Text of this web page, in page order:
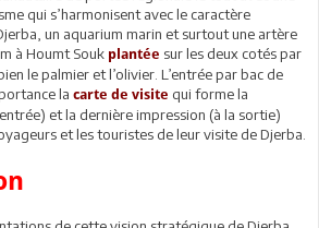
qui s’harmonisent avec le caractère
un aquarium marin et surtout une artère
à Houmt Souk plantée sur les deux cotés par
le palmier et l’olivier. L’entrée par bac de
la carte de visite qui forme la
et la dernière impression (à la sortie)
et les touristes de leur visite de Djerba.